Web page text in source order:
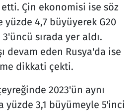
Çin ekonomisi ise söz
4,7 büyüyerek G20
sırada yer aldı.
devam eden Rusya'da ise
dikkati çekti.
2023'ün aynı
yüzde 3,1 büyümeyle 5'inci